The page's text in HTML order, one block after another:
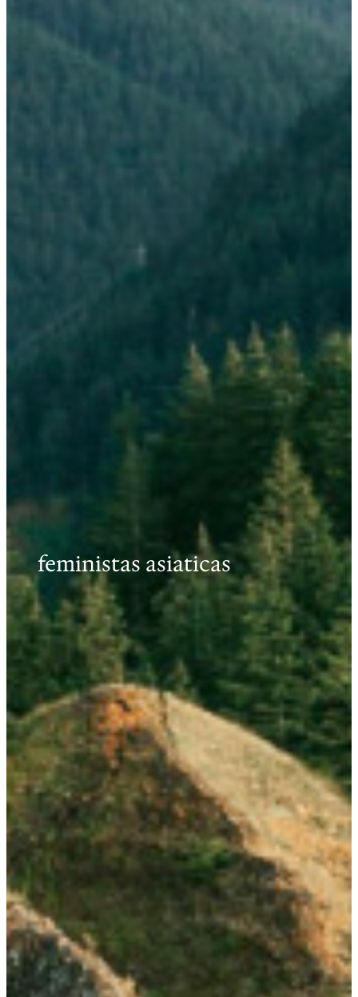
feministas asiaticas